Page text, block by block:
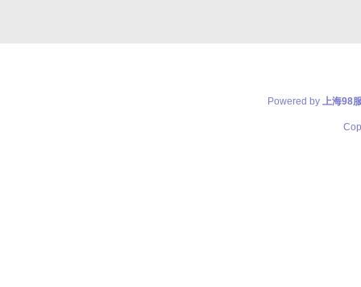
Powered by 上海98